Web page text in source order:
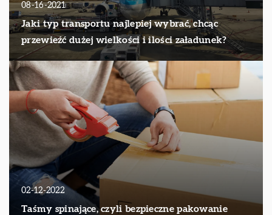
08-16-2021
Jaki typ transportu najlepiej wybrać, chcąc
przewieźć dużej wielkości i ilości załadunek?
02-12-2022
Taśmy spinające, czyli bezpieczne pakowanie